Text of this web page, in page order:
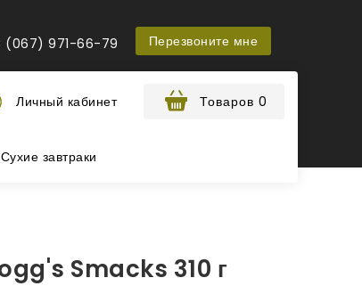
(067) 971-66-79 Перезвоните мне
Личный кабинет Товаров 0
Сухие завтраки
Smacks 310 г